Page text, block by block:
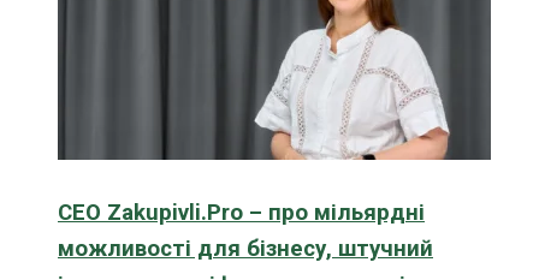
CEO Zakupivli.Pro – про мільярдні
можливості для бізнесу, штучний